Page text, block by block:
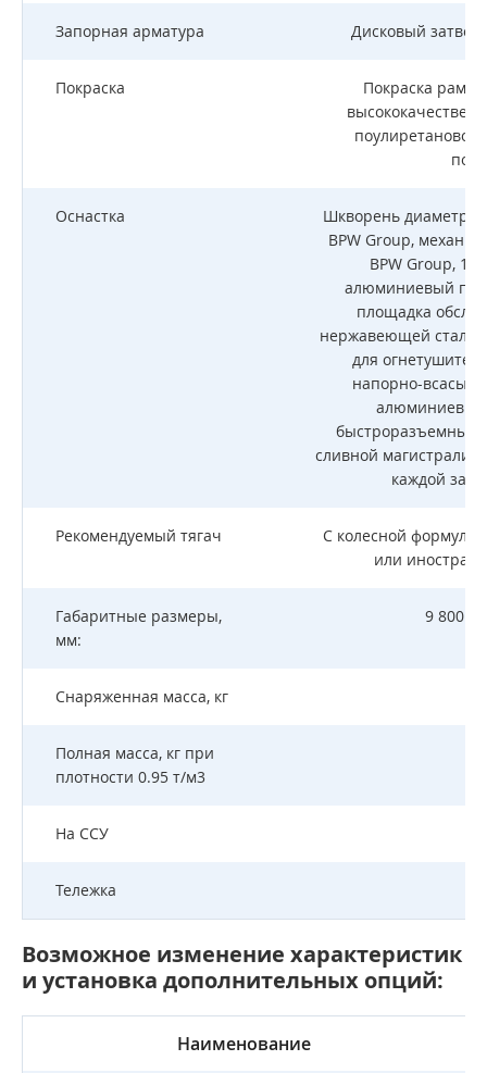
Запорная арматура Дисковый
Покраска
Покраска рамы
поулиретановой
Оснастка
Шкворень
BPW Group,
BPW Group, 1
алюминиевый
площадка
нержавеющей стали,
для
напорно-
алюминиевый
быстроразъемные
сливной магистрали,
каждой
Рекомендуемый тягач
С колесной формулой
или
Габаритные размеры,
мм:
9 800 х
Снаряженная масса, кг
Полная масса, кг при
плотности 0.95 т/м3
На ССУ
Тележка
Возможное изменение характеристик
и установка дополнительных опций:
Наименование